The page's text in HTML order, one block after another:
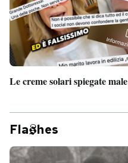
Le creme solari spiegate male
Fla hes